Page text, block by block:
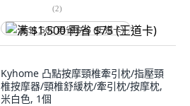
(2)
满 $1,500 再省 $75 (王道卡)
Kyhome 凸點按摩頸椎牽引枕/指壓頸
椎按摩器/頸椎舒緩枕/牽引枕/按摩枕,
米白色, 1個